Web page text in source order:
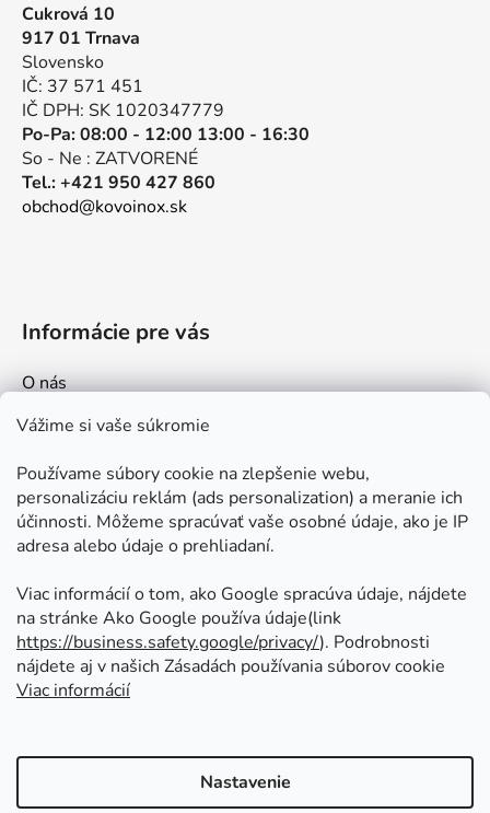
Vážime si vaše súkromie
Používame súbory cookie na zlepšenie webu,
personalizáciu reklám (ads personalization) a meranie ich
účinnosti. Môžeme spracúvať vaše osobné údaje, ako je IP
adresa alebo údaje o prehliadaní.
Viac informácií o tom, ako Google spracúva údaje, nájdete
na stránke Ako Google používa údaje(link
https://business.safety.google/privacy/⁩). Podrobnosti
nájdete aj v našich Zásadách používania súborov cookie
Viac informácií
Nastavenie
Cukrová 10
917 01 Trnava
Slovensko
IČ: 37 571 451
IČ DPH: SK 1020347779
Po-Pa: 08:00 - 12:00 13:00 - 16:30
So - Ne : ZATVORENÉ
Tel.: +421 950 427 860
obchod@kovoinox.sk
Informácie pre vás
O nás
Kontakt
Ako nakupovať
Obchodné podmienky
Ochrana osobných údajov
Odstúpenie od zmluvy
Prijímame online platby